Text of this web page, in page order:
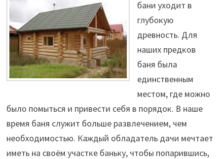
бани уходит в
глубокую
древность. Для
наших предков
баня была
единственным
местом, где можно
было помыться и привести себя в порядок. В наше
время баня служит больше развлечением, чем
необходимостью. Каждый обладатель дачи мечтает
иметь на своём участке баньку, чтобы попарившись,